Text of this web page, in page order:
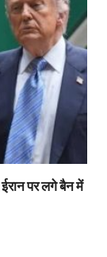
पर लगे बैन में